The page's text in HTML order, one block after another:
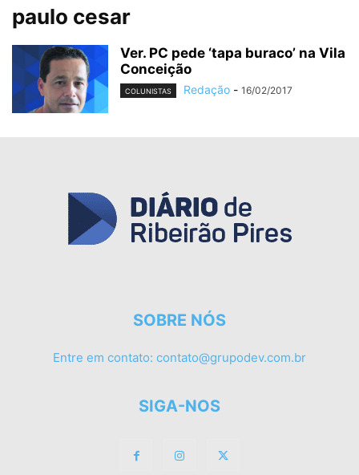
paulo cesar
Ver. PC pede ‘tapa buraco’ na Vila
Conceição
COLUNISTAS Redação - 16/02/2017
SOBRE NÓS
Entre em contato: contato@grupodev.com.br
SIGA-NOS